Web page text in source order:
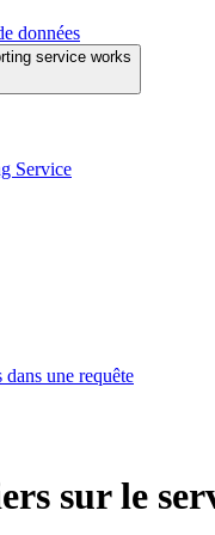
données
service works
Service
une requête
sur le